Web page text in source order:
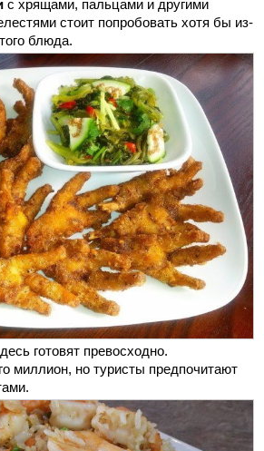
с хрящами, пальцами и другими
стоит попробовать хотя бы из-
блюда.
готовят превосходно.
миллион, но туристы предпочитают